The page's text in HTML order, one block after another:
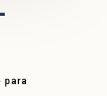
para